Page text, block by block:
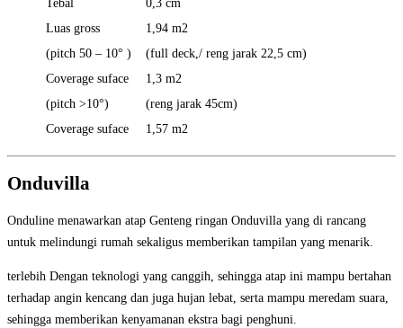
Tebal
0,3 cm
Luas gross
1,94 m2
(pitch 50 – 10° )
(full deck,/ reng jarak 22,5 cm)
Coverage suface
1,3 m2
(pitch >10°)
(reng jarak 45cm)
Coverage suface
1,57 m2
Onduvilla
Onduline menawarkan atap Genteng ringan Onduvilla yang di rancang
untuk melindungi rumah sekaligus memberikan tampilan yang menarik.
terlebih Dengan teknologi yang canggih, sehingga atap ini mampu bertahan
terhadap angin kencang dan juga hujan lebat, serta mampu meredam suara,
sehingga memberikan kenyamanan ekstra bagi penghuni.